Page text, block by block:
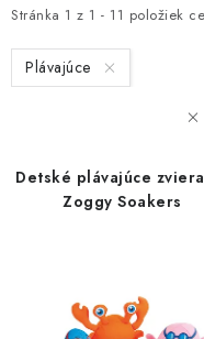
i
s
p
d
Stránka 1 z 1 - 11 položiek
e
n
i
r
Plávajúce
Detské plávajúce
Zoggy Soakers